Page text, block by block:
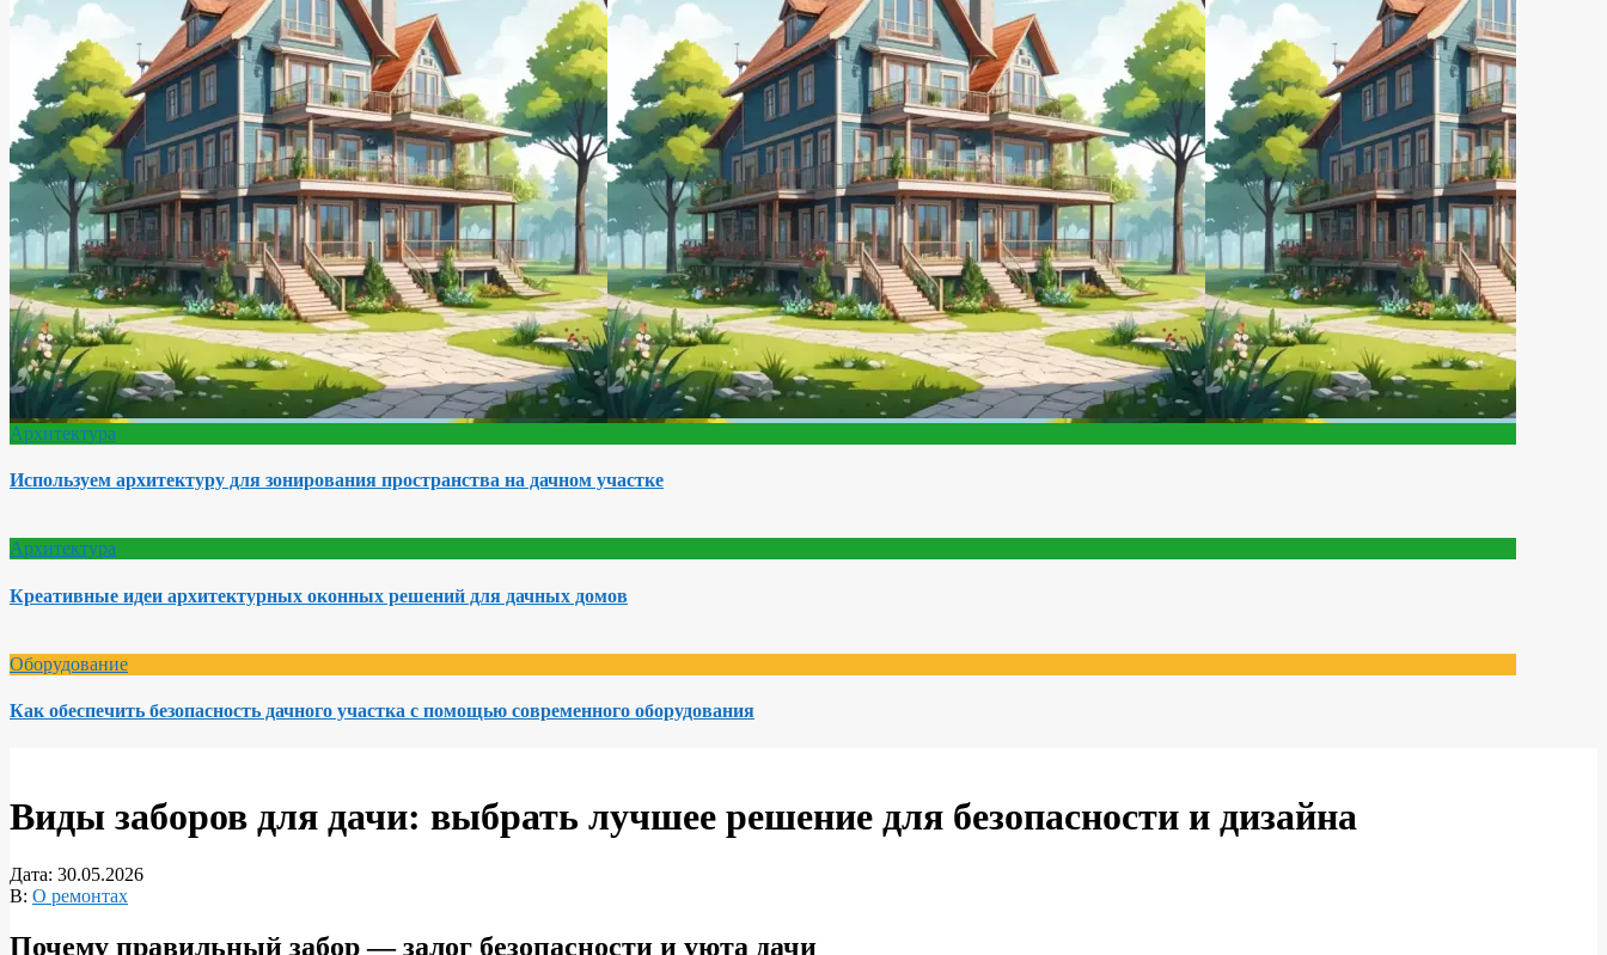
Архитектура
Используем архитектуру для зонирования пространства на дачном участке
Архитектура
Креативные идеи архитектурных оконных решений для дачных домов
Оборудование
Как обеспечить безопасность дачного участка с помощью современного оборудования
Виды заборов для дачи: выбрать лучшее решение для безопасности и дизайна
Дата: 30.05.2026
В: О ремонтах
Почему правильный забор — залог безопасности и уюта дачи